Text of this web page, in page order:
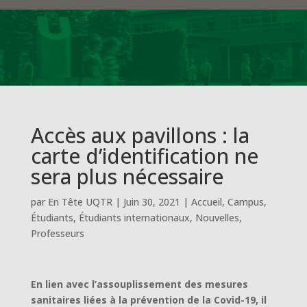
Accès aux pavillons : la
carte d’identification ne
sera plus nécessaire
par En Tête UQTR| Juin 30, 2021 | Accueil, Campus,
Étudiants, Étudiants internationaux, Nouvelles,
Professeurs
En lien avec l’assouplissement des mesures
sanitaires liées à la prévention de la Covid-19, il